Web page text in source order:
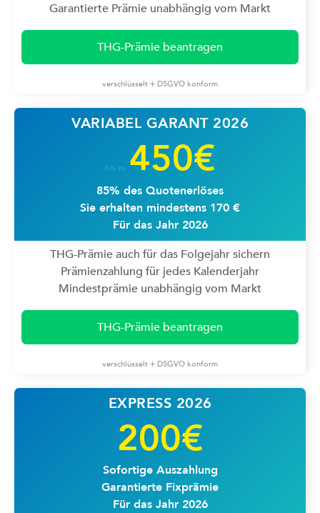
Garantierte Prämie unabhängig vom Markt
THG-Prämie beantragen
verschlüsselt + DSGVO konform
VARIABEL GARANT 2026
bis zu450€
85% des Quotenerlöses
Sie erhalten mindestens 170 €
Für das Jahr 2026
THG-Prämie auch für das Folgejahr sichern
Prämienzahlung für jedes Kalenderjahr
Mindestprämie unabhängig vom Markt
THG-Prämie beantragen
verschlüsselt + DSGVO konform
EXPRESS 2026
200€
Sofortige Auszahlung
Garantierte Fixprämie
Für das Jahr 2026